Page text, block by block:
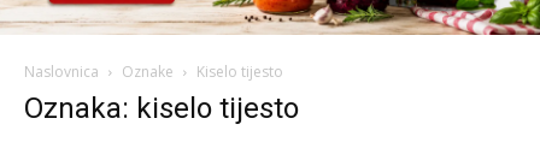
Naslovnica Oznake Kiselo tijesto
Oznaka: kiselo tijesto